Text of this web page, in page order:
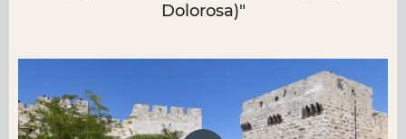
Dolorosa)"